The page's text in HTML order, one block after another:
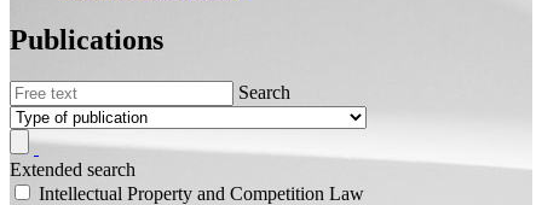
Publications
Search
Extended search
Intellectual Property and Competition Law